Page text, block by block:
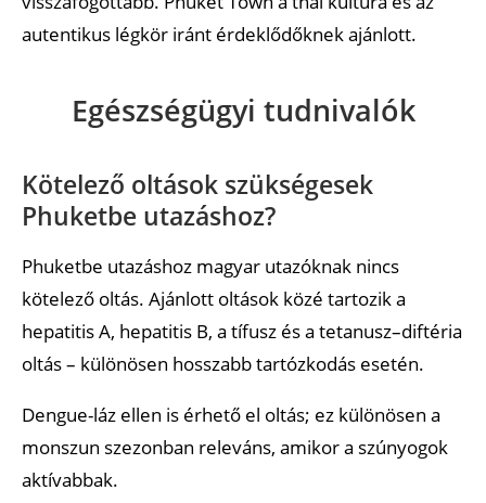
autentikus légkör iránt érdeklődőknek ajánlott.
Egészségügyi tudnivalók
Kötelező oltások szükségesek
Phuketbe utazáshoz?
Phuketbe utazáshoz magyar utazóknak nincs
kötelező oltás. Ajánlott oltások közé tartozik a
hepatitis A, hepatitis B, a tífusz és a tetanusz–diftéria
oltás – különösen hosszabb tartózkodás esetén.
Dengue-láz ellen is érhető el oltás; ez különösen a
monszun szezonban releváns, amikor a szúnyogok
aktívabbak.